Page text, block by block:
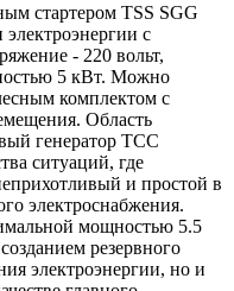
стартером TSS SGG
с
- 220 вольт,
5 кВт. Можно
комплектом с
Область
генератор ТСС
ситуаций, где
и простой в
электроснабжения.
мощностью 5.5
резервного
электроэнергии, но и